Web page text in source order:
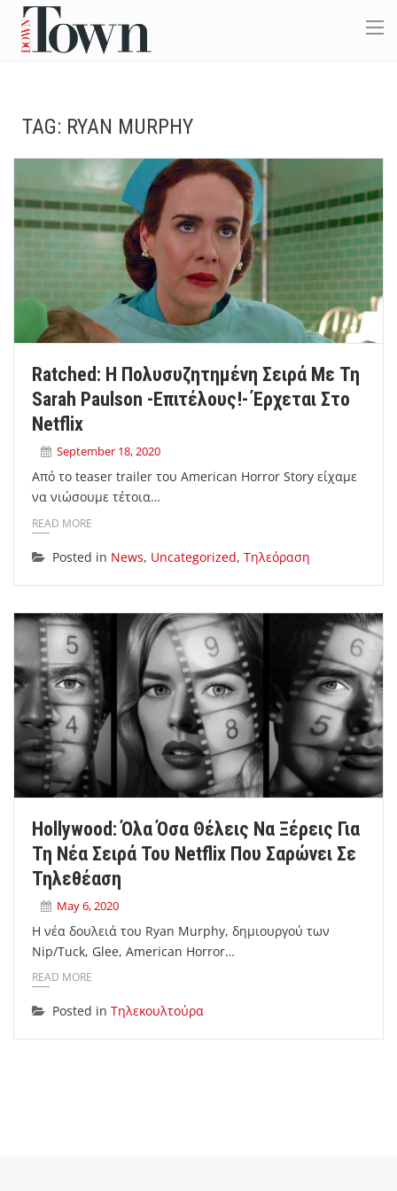
TAG: RYAN MURPHY
Ratched: Η Πολυσυζητημένη Σειρά Με Τη
Sarah Paulson -επιτέλους!- Έρχεται Στο
Netflix
September 18, 2020
Από το teaser trailer του American Horror Story είχαμε
να νιώσουμε τέτοια…
READ MORE
Posted in News, Uncategorized, Τηλεόραση
Hollywood: Όλα Όσα Θέλεις Να Ξέρεις Για
Τη Νέα Σειρά Του Netflix Που Σαρώνει Σε
Τηλεθέαση
May 6, 2020
Η νέα δουλειά του Ryan Murphy, δημιουργού των
Nip/Tuck, Glee, American Horror…
READ MORE
Posted in Τηλεκουλτούρα